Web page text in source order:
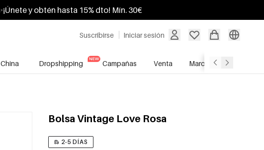
¡Únete y obtén hasta 15% dto! Mín. 30€
Suscribirse Iniciar sesión
Dropshipping Campañas Venta Marcas
Bolsa Vintage Love Rosa
2-5 DÍAS